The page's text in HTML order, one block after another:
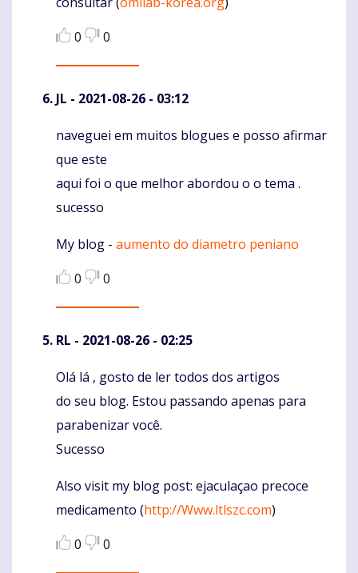
0
0
JL - 2021-08-26 - 03:12
Komentaras
naveguei em muitos blogues e posso afirmar
que este
aqui foi o que melhor abordou o o tema .
sucesso
My blog - aumento do diametro peniano
0
0
RL - 2021-08-26 - 02:25
Komentaras
Olá lá , gosto de ler todos dos artigos
do seu blog. Estou passando apenas para
parabenizar você.
Sucesso
Also visit my blog post: ejaculaçao precoce
medicamento (http://Www.ltlszc.com)
0
0